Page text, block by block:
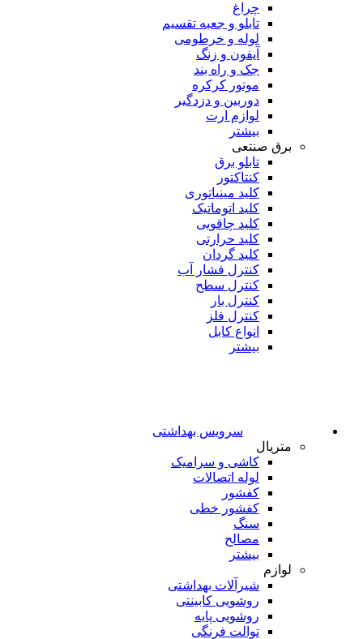
چراغ
تابلو و جعبه تقسیم
لوله و خرطومی
آیفون و زنگ
جک و راه بند
موتور کرکره
دوربین و دزدگیر
لوازم ارت
بیشتر
برق صنتعی
تابلو برق
کنتاکتور
کلید مینیاتوری
کلید اتوماتیک
کلید چاقویی
کلید حرارتی
کلید گردان
کنترل فشار آب
کنترل سطح
کنترل بار
کنترل فلز
انواع کابل
بیشتر
سرویس بهداشتی
متریال
کاشی و سرامیک
لوله اتصالات
کفشور
کفشور خطی
سنگ
مصالح
بیشتر
لوازم
شیرآلات بهداشتی
روشویی کابینتی
روشویی پایه
توالت فرنگی